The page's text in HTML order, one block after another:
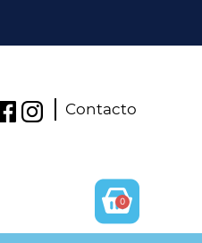
Contacto
0